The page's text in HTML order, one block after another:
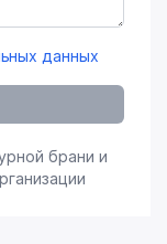
данных
брани и